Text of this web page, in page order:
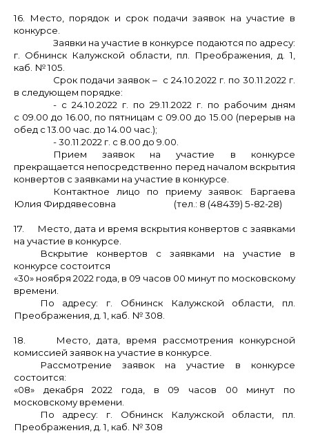
16. Место, порядок и срок подачи заявок на участие в
конкурсе.
Заявки на участие в конкурсе подаются по адресу:
г. Обнинск Калужской области, пл. Преображения, д. 1,
каб. № 105.
Срок подачи заявок – с 24.10.2022 г. по 30.11.2022 г.
в следующем порядке:
- с 24.10.2022 г. по 29.11.2022 г. по рабочим дням
с 09.00 до 16.00, по пятницам с 09.00 до 15.00 (перерыв на
обед с 13.00 час. до 14.00 час.);
- 30.11.2022 г. с 8.00 до 9.00.
Прием заявок на участие в конкурсе
прекращается непосредственно перед началом вскрытия
конвертов с заявками на участие в конкурсе.
Контактное лицо по приему заявок: Баргаева
Юлия Фирдявесовна (тел.: 8 (48439) 5-82-28)
17. Место, дата и время вскрытия конвертов с заявками
на участие в конкурсе.
Вскрытие конвертов с заявками на участие в
конкурсе состоится
«30» ноября 2022 года, в 09 часов 00 минут по московскому
времени.
По адресу: г. Обнинск Калужской области, пл.
Преображения, д. 1, каб. № 308.
18. Место, дата, время рассмотрения конкурсной
комиссией заявок на участие в конкурсе.
Рассмотрение заявок на участие в конкурсе
состоится:
«08» декабря 2022 года, в 09 часов 00 минут по
московскому времени.
По адресу: г. Обнинск Калужской области, пл.
Преображения, д. 1, каб. № 308